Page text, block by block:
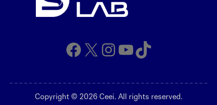
Facebook
X Instagram
YouTube
TikTok
Copyright © 2026 Ceei. All rights reserved.